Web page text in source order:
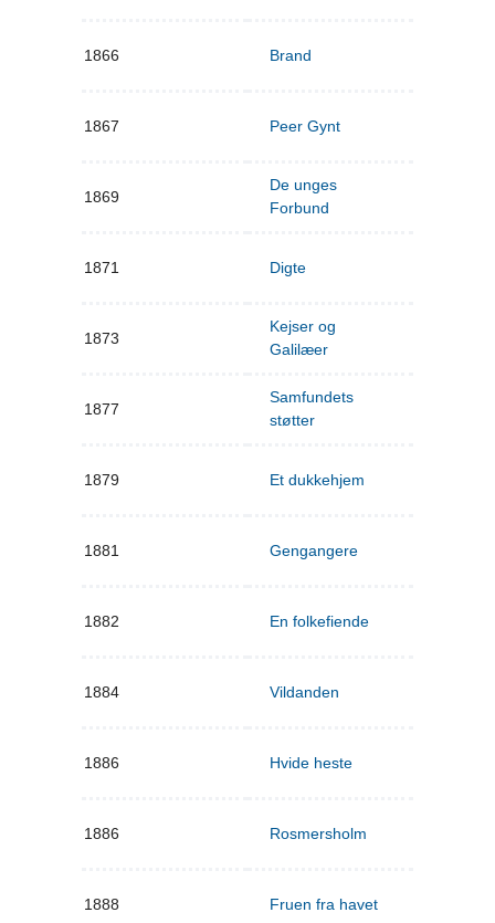
1866 Brand
1867 Peer Gynt
1869
De unges
Forbund
1871 Digte
1873
Kejser og
Galilæer
1877
Samfundets
støtter
1879 Et dukkehjem
1881 Gengangere
1882 En folkefiende
1884 Vildanden
1886 Hvide heste
1886 Rosmersholm
1888 Fruen fra havet